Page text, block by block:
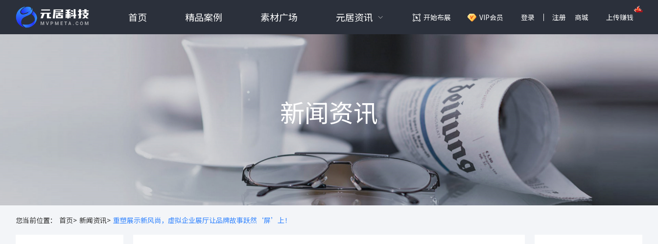
首页 精品案例 素材广场 元居资讯 开始布展 VIP会员 登录 注册 商城 上传赚钱
新闻资讯
您当前位置： 首页> 新闻资讯> 重塑展示新风尚，虚拟企业展厅让品牌故事跃然‘屏’上！